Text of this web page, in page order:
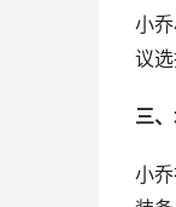
小
议
三
小